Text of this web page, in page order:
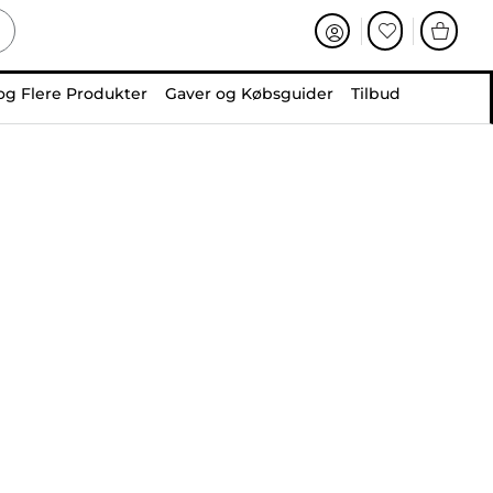
Flere Produkter Gaver og Købsguider Tilbud